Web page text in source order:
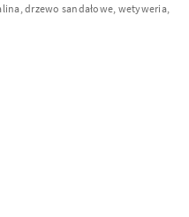
drzewo sandałowe, wetyweria,